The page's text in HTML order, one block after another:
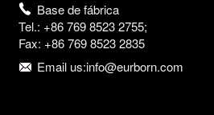
Base de fábrica
Tel.: +86 769 8523 2755;
Fax: +86 769 8523 2835
Email us:info@eurborn.com